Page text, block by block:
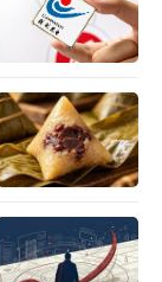
。炸得微焦
酥脆、内里
记忆；软糯
足，是沪上
葱烤大排，
深得市民喜